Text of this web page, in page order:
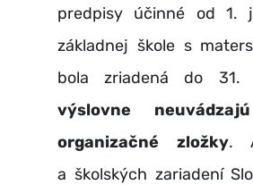
predpisy účinné od 1.
základnej škole s
bola zriadená do 31.
výslovne
organizačné zložky.
a školských zariadení